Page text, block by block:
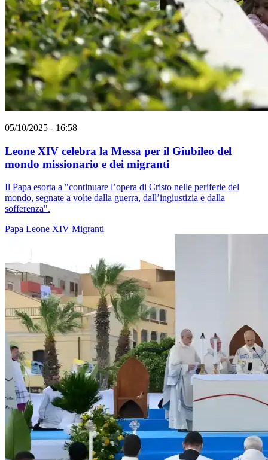
05/10/2025 - 16:58
Leone XIV celebra la Messa per il Giubileo del
mondo missionario e dei migranti
Il Papa esorta a "continuare l’opera di Cristo nelle periferie del
mondo, segnate a volte dalla guerra, dall’ingiustizia e dalla
sofferenza".
Papa Leone XIV Migranti